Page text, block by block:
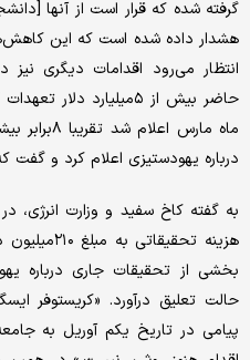
گرفته شده که قرار است از آنها
هشدار داده شده است که این
انتظار می‌رود اقدامات دیگری نیز
حاضر بیش از ۵میلیارد
ماه مارس
درباره یهودستیزی اعلام کرد و گفت
به گفته کاخ سفید و وزارت انرژی،
هزینه
بخشی از تحقیقات جاری درباره
حالت تعلیق درآورد. «کریستوفر
پیامی در تاریخ یکم آوریل به